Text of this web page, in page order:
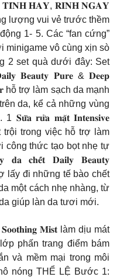
𝐇𝐀𝐘, 𝐑𝐈𝐍𝐇 𝐍𝐆𝐀𝐘
lượng vui vẻ trước thềm
1- 5. Các “fan cứng”
minigame vô cùng xịn sò
2 set quà dưới đây: Set
𝐁𝐞𝐚𝐮𝐭𝐲 𝐏𝐮𝐫𝐞 & 𝐃𝐞𝐞𝐩
hỗ trợ làm sạch da mạnh
da, kể cả những vùng
𝐒𝐮̛̃𝐚 𝐫𝐮̛̉𝐚 𝐦𝐚̣̆𝐭 𝐈𝐧𝐭𝐞𝐧𝐬𝐢𝐯𝐞
trội trong việc hỗ trợ làm
công thức tạo bọt nhẹ tự
𝐜𝐡𝐞̂́𝐭 𝐃𝐚𝐢𝐥𝐲 𝐁𝐞𝐚𝐮𝐭𝐲
lấy đi những tế bào chết
một cách nhẹ nhàng, từ
giúp làn da tươi mới.
𝐌𝐢𝐬𝐭 làm dịu mát
phấn trang điểm bám
và mềm mại trong môi
nóng THỂ LỆ Bước 1: